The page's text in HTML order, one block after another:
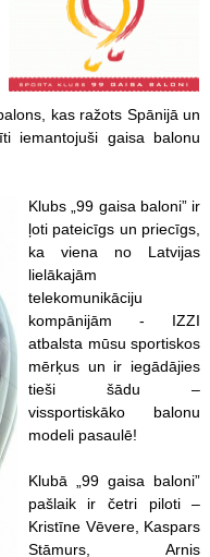
kas ražots Spānijā un
iemantojuši gaisa balonu
Klubs „99 gaisa baloni” ir
ļoti pateicīgs un priecīgs,
ka viena no Latvijas
lielākajām
telekomunikāciju
kompānijām - IZZI
atbalsta mūsu sportiskos
mērķus un ir iegādājies
tieši šādu –
vissportiskāko balonu
modeli pasaulē!
Klubā „99 gaisa baloni”
pašlaik ir četri piloti –
Kristīne Vēvere, Kaspars
Stāmurs, Arnis